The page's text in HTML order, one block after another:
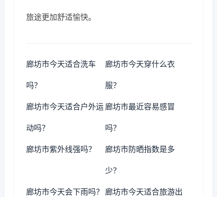
旅途更加舒适愉快。
廊坊市今天适合洗车
吗？
廊坊市今天穿什么衣
服？
廊坊市今天适合户外运
动吗？
廊坊市最近容易感冒
吗？
廊坊市紫外线强吗？ 廊坊市防晒指数是多
少？
廊坊市今天会下雨吗？ 廊坊市今天适合旅游出